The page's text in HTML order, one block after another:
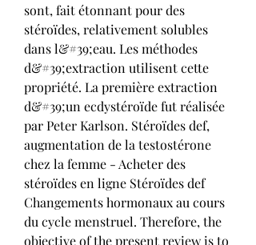
sont, fait étonnant pour des
stéroïdes, relativement solubles
dans l&#39;eau. Les méthodes
d&#39;extraction utilisent cette
propriété. La première extraction
d&#39;un ecdystéroïde fut réalisée
par Peter Karlson. Stéroïdes def,
augmentation de la testostérone
chez la femme - Acheter des
stéroïdes en ligne Stéroïdes def
Changements hormonaux au cours
du cycle menstruel. Therefore, the
objective of the present review is to